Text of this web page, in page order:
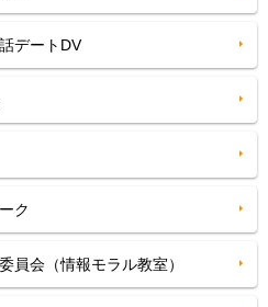
デートDV
ク
員会（情報モラル教室）